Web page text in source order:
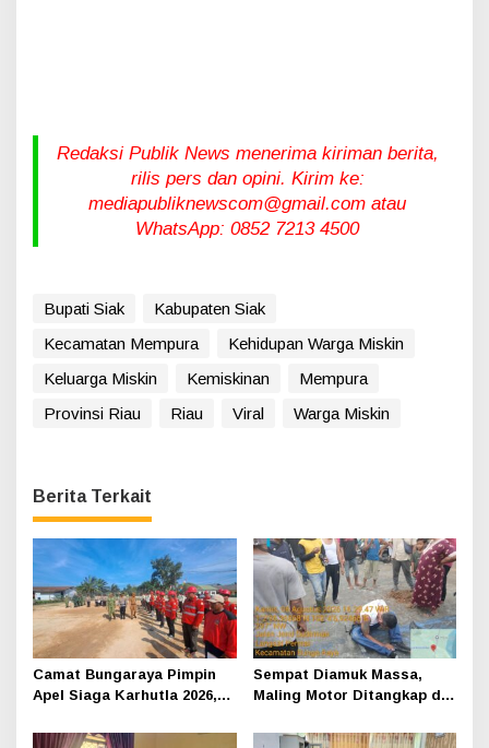
Redaksi Publik News menerima kiriman berita,
rilis pers dan opini. Kirim ke:
mediapubliknewscom@gmail.com atau
WhatsApp: 0852 7213 4500
Bupati Siak
Kabupaten Siak
Kecamatan Mempura
Kehidupan Warga Miskin
Keluarga Miskin
Kemiskinan
Mempura
Provinsi Riau
Riau Viral Warga Miskin
Berita Terkait
Camat Bungaraya Pimpin
Apel Siaga Karhutla 2026,
Perusahaan dan
Sempat Diamuk Massa,
Maling Motor Ditangkap di